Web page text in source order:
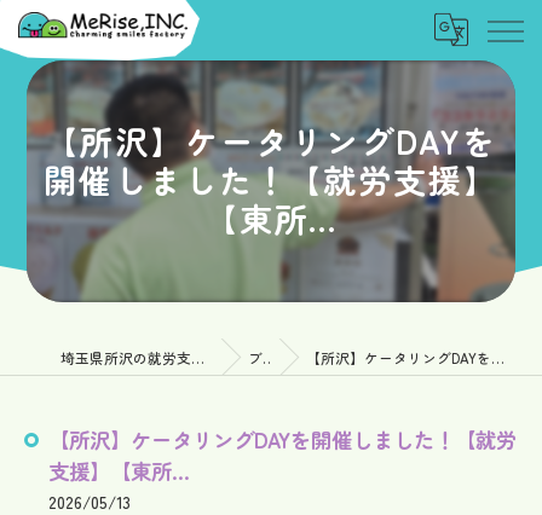
【所沢】ケータリングDAYを
開催しました！【就労支援】
【東所...
埼玉県所沢の就労支援なら一般社団法人MeRise ブログ 【所沢】ケータリングDAYを開催しました！【就労支援】【東所...
【所沢】ケータリングDAYを開催しました！【就労
支援】【東所...
2026/05/13